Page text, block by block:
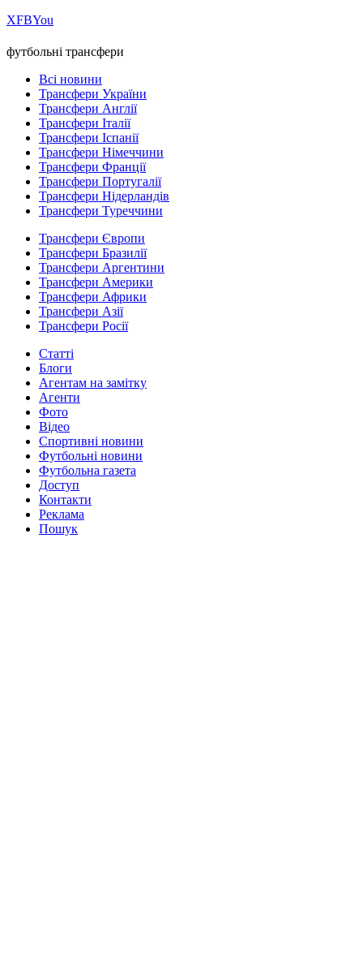
ХFBYou
футбольні трансфери
Всі новини
Трансфери України
Трансфери Англії
Трансфери Італії
Трансфери Іспанії
Трансфери Німеччини
Трансфери Франції
Трансфери Португалії
Трансфери Нідерландів
Трансфери Туреччини
Трансфери Європи
Трансфери Бразилії
Трансфери Аргентини
Трансфери Америки
Трансфери Африки
Трансфери Азії
Трансфери Росії
Статті
Блоги
Агентам на замітку
Агенти
Фото
Відео
Спортивні новини
Футбольні новини
Футбольна газета
Доступ
Контакти
Реклама
Пошук